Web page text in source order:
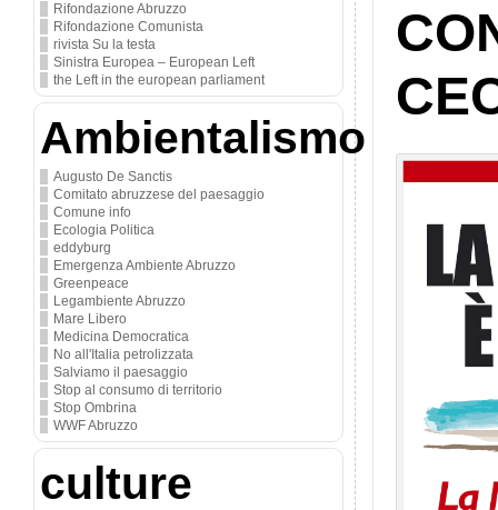
Rifondazione Abruzzo
Rifondazione Comunista
rivista Su la testa
Sinistra Europea – European Left
the Left in the european parliament
Ambientalismo
Augusto De Sanctis
Comitato abruzzese del paesaggio
Comune info
Ecologia Politica
eddyburg
Emergenza Ambiente Abruzzo
Greenpeace
Legambiente Abruzzo
Mare Libero
Medicina Democratica
No all'Italia petrolizzata
Salviamo il paesaggio
Stop al consumo di territorio
Stop Ombrina
WWF Abruzzo
culture